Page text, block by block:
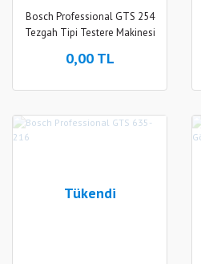
Bosch Professional GTS 254
Tezgah Tipi Testere Makinesi
0,00 TL
Tükendi